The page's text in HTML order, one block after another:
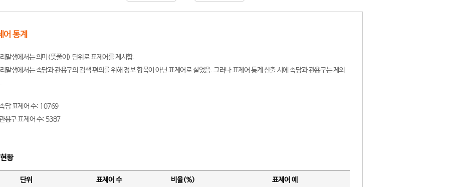
어 통계
말샘에서는 의미(뜻풀이) 단위로 표제어를 제시함.
말샘에서는 속담과 관용구의 검색 편의를 위해 정보 항목이 아닌 표제어로 실었음. 그러나 표제어 통계 산출 시에 속담과 관용구는 제외
담 표제어 수: 10769
용구 표제어 수: 5387
황
단위 표제어 수 비율(%) 표제어 예